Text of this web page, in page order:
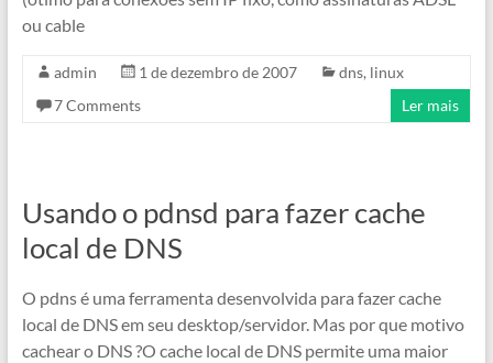
ou cable
admin 1 de dezembro de 2007 dns, linux
7 Comments
Ler mais
Usando o pdnsd para fazer cache
local de DNS
O pdns é uma ferramenta desenvolvida para fazer cache
local de DNS em seu desktop/servidor. Mas por que motivo
cachear o DNS ?O cache local de DNS permite uma maior